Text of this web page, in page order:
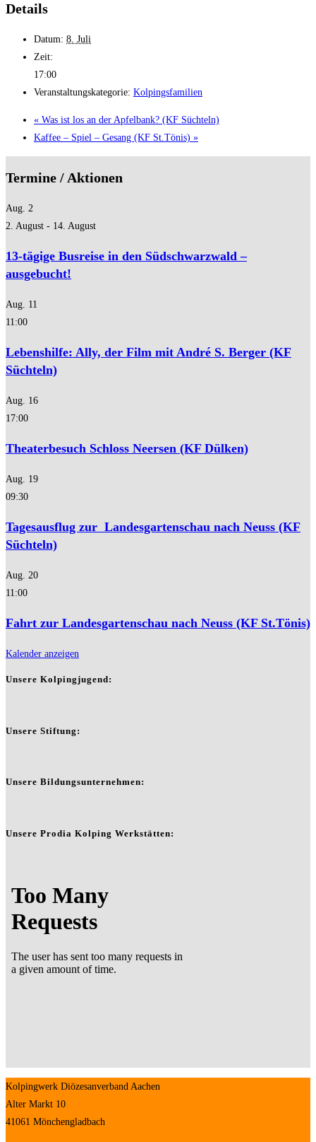
Details
Datum: 8. Juli
Zeit:
17:00
Veranstaltungskategorie: Kolpingsfamilien
« Was ist los an der Apfelbank? (KF Süchteln)
Kaffee – Spiel – Gesang (KF St.Tönis) »
Termine / Aktionen
Aug. 2
2. August - 14. August
13-tägige Busreise in den Südschwarzwald –
ausgebucht!
Aug. 11
11:00
Lebenshilfe: Ally, der Film mit André S. Berger (KF
Süchteln)
Aug. 16
17:00
Theaterbesuch Schloss Neersen (KF Dülken)
Aug. 19
09:30
Tagesausflug zur Landesgartenschau nach Neuss (KF
Süchteln)
Aug. 20
11:00
Fahrt zur Landesgartenschau nach Neuss (KF St.Tönis)
Kalender anzeigen
Unsere Kolpingjugend:
Unsere Stiftung:
Unsere Bildungsunternehmen:
Unsere Prodia Kolping Werkstätten:
Kolpingwerk Diözesanverband Aachen
Alter Markt 10
41061 Mönchengladbach